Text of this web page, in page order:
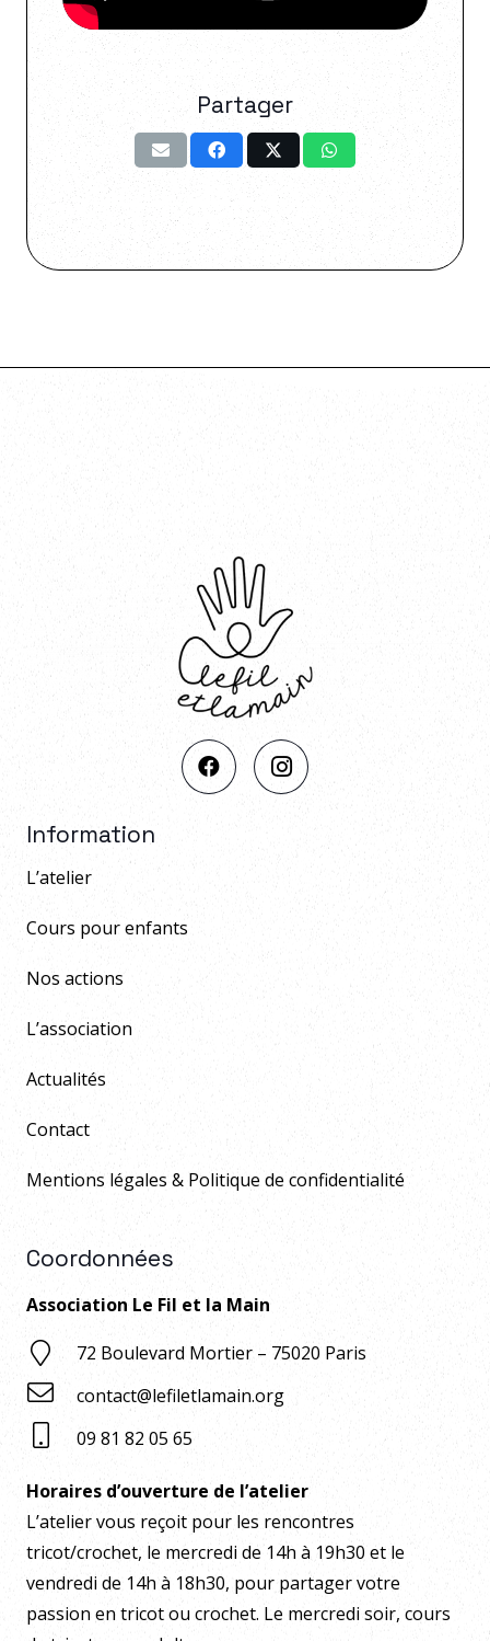
Partager
Information
L’atelier
Cours pour enfants
Nos actions
L’association
Actualités
Contact
Mentions légales & Politique de confidentialité
Coordonnées
Association Le Fil et la Main
72 Boulevard Mortier – 75020 Paris
contact@lefiletlamain.org
09 81 82 05 65
Horaires d’ouverture de l’atelier
L’atelier vous reçoit pour les rencontres
tricot/crochet, le mercredi de 14h à 19h30 et le
vendredi de 14h à 18h30, pour partager votre
passion en tricot ou crochet. Le mercredi soir, cours